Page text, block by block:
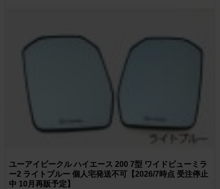
ユーアイビークル ハイエース 200 7型 ワイドビューミラ
ー2 ライトブルー 個人宅発送不可【2026/7時点 受注停止
中 10月再販予定】